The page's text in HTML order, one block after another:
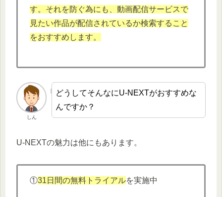
す。それを防ぐ為にも、動画配信サービスで
見たい作品が配信されているか検索すること
をおすすめします。
しん
どうしてそんなにU-NEXTがおすすめな
んですか？
U-NEXTの魅力は他にもあります。
①31日間の無料トライアルを実施中